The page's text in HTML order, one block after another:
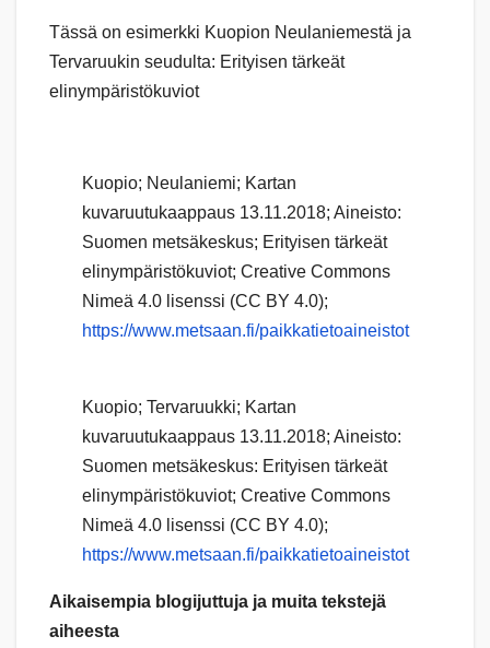
Tässä on esimerkki Kuopion Neulaniemestä ja
Tervaruukin seudulta: Erityisen tärkeät
elinympäristökuviot
Kuopio; Neulaniemi; Kartan
kuvaruutukaappaus 13.11.2018; Aineisto:
Suomen metsäkeskus; Erityisen tärkeät
elinympäristökuviot; Creative Commons
Nimeä 4.0 lisenssi (CC BY 4.0);
https://www.metsaan.fi/paikkatietoaineistot
Kuopio; Tervaruukki; Kartan
kuvaruutukaappaus 13.11.2018; Aineisto:
Suomen metsäkeskus: Erityisen tärkeät
elinympäristökuviot; Creative Commons
Nimeä 4.0 lisenssi (CC BY 4.0);
https://www.metsaan.fi/paikkatietoaineistot
Aikaisempia blogijuttuja ja muita tekstejä
aiheesta